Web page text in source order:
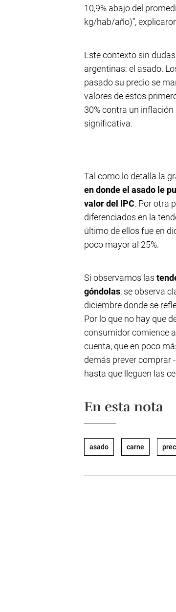
10,9% abajo del
kg/hab/año)”,
Este contexto sin
argentinas: el asado.
pasado su precio se
valores de estos
30% contra un
significativa.
Tal como lo detalla la
en donde el asado le
valor del IPC. Por otra
diferenciados en la
último de ellos fue en
poco mayor al 25%.
Si observamos las
góndolas, se observa
diciembre donde se
Por lo que no hay que
consumidor comience
cuenta, que en poco
demás prever comprar
hasta que lleguen las
En esta nota
asado carne